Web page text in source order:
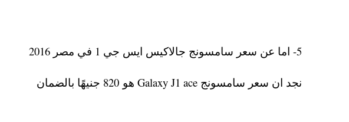
5- اما عن سعر سامسونج جالاكيس ايس جي 1 في مصر 2016
نجد ان سعر سامسونج Galaxy J1 ace هو 820 جنيهًا بالضمان